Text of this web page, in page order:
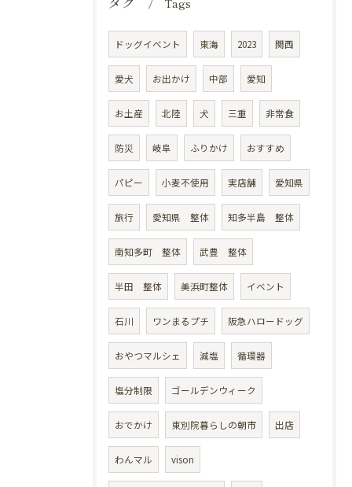
Tags
ドッグイベント 東海 2023 関西
愛犬 お出かけ 中部 愛知
お土産 北陸 犬 三重 非常食
防災 岐阜 ふりかけ おすすめ
パピー 小麦不使用 実店舗 愛知県
旅行 愛知県 整体 知多半島 整体
南知多町 整体 武豊 整体
半田 整体 美浜町整体 イベント
石川 ワンまるプチ 阪急ハロードッグ
おやつマルシェ 減塩 循環器
塩分制限 ゴールデンウィーク
おでかけ 東別院暮らしの朝市 出店
わんマル vison